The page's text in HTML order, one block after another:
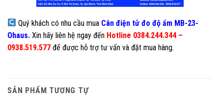
Quý khách có nhu cầu mua Cân điện tử đo độ ẩm MB-23-
Ohaus. Xin hãy liên hệ ngay đến Hotline 0384.244.344 –
0938.519.577 để được hỗ trợ tư vấn và đặt mua hàng.
SẢN PHẨM TƯƠNG TỰ